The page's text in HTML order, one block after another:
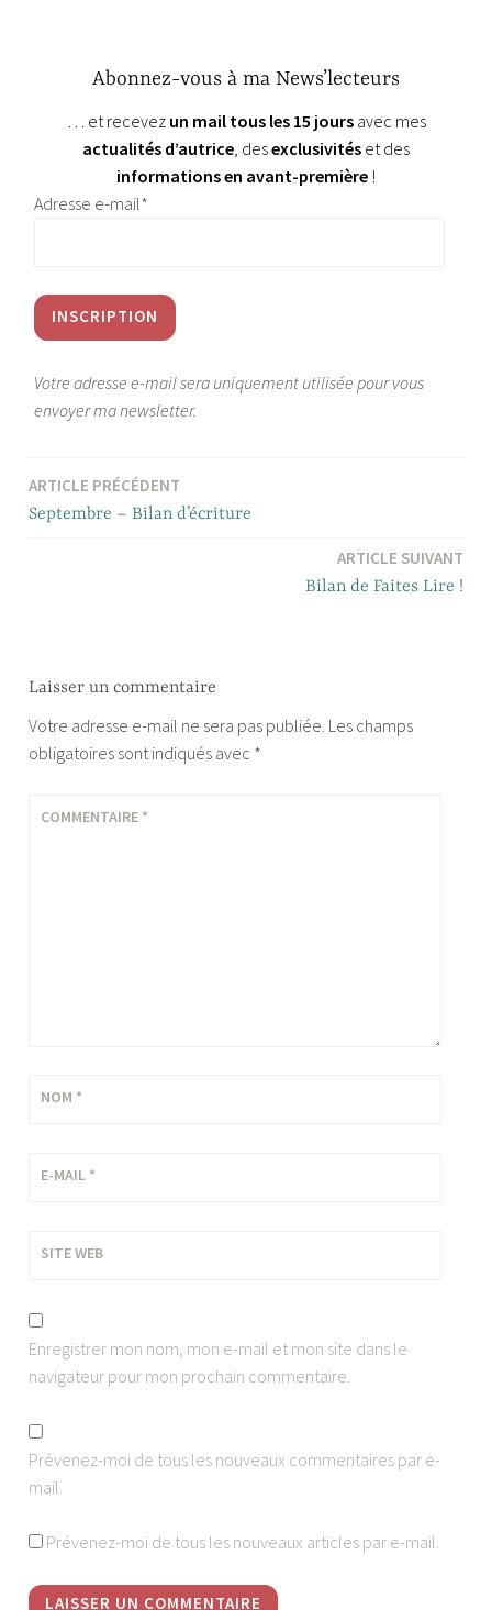
Abonnez-vous à ma News’lecteurs
… et recevez un mail tous les 15 joursavec mes
actualités d’autrice , desexclusivités et des
informations en avant-première !
Adresse e-mail*
Votre adresse e-mail sera uniquement utilisée pour vous
envoyer ma newsletter.
Navigation
de
ARTICLE PRÉCÉDENT
Septembre – Bilan d’écriture
ARTICLE SUIVANT
Bilan de Faites Lire !
Laisser un commentaire
Votre adresse e-mail ne sera pas publiée. Les champs
obligatoires sont indiqués avec *
COMMENTAIRE *
NOM *
E-MAIL *
SITE WEB
Enregistrer mon nom, mon e-mail et mon site dans le
navigateur pour mon prochain commentaire.
Prévenez-moi de tous les nouveaux commentaires par e-
mail.
Prévenez-moi de tous les nouveaux articles par e-mail.